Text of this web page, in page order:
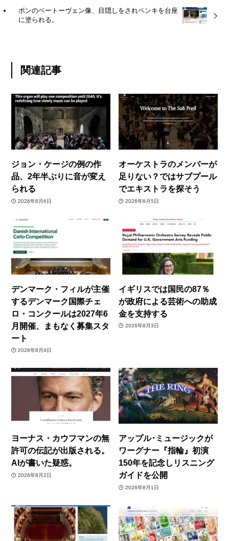
ボンのベートーヴェン像、目隠しをされペンキを台座
に塗られる。
関連記事
ジョン・ケージの例の作
品、2年半ぶりに音が変え
られる
2026年8月6日
オーケストラのメンバーが
足りない？ではサブプール
でエキストラを探そう
2026年8月5日
デンマーク・フィルが主催
するデンマーク国際チェ
ロ・コンクールは2027年6
月開催、まもなく募集スタ
ート
2026年8月4日
イギリスでは国民の87％
が政府による芸術への助成
金を支持する
2026年8月3日
ヨーナス・カウフマンの無
許可の伝記が出版される。
AIが書いた疑惑。
2026年8月2日
アップル･ミュージックが
ワーグナー『指輪』初演
150年を記念しリスニング
ガイドを公開
2026年8月1日